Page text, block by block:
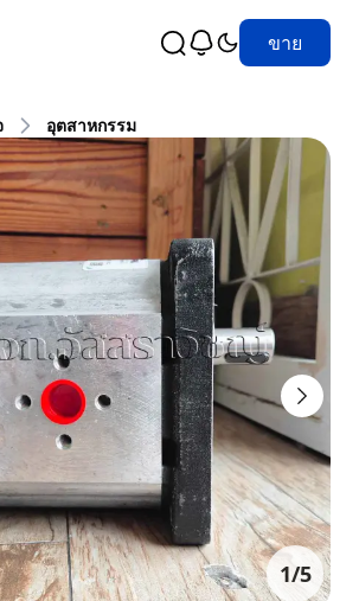
ขาย
อุตสาหกรรม
1/5